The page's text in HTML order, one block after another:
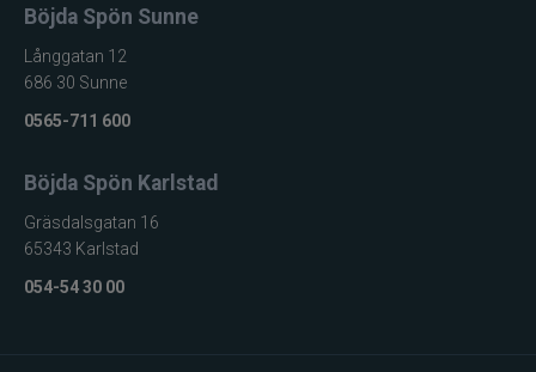
Böjda Spön Sunne
Långgatan 12
686 30 Sunne
0565-711 600
Böjda Spön Karlstad
Gräsdalsgatan 16
65343 Karlstad
054-54 30 00